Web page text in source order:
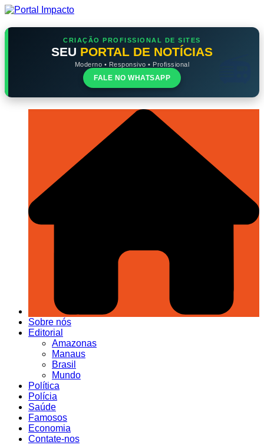
Ir
o
CRIAÇÃO PROFISSIONAL DE SITES
SEU PORTAL DE NOTÍCIAS
Moderno • Responsivo • Profissional
FALE NO WHATSAPP
Sobre nós
Editorial
Amazonas
Manaus
Brasil
Mundo
Política
Polícia
Saúde
Famosos
Economia
Contate-nos